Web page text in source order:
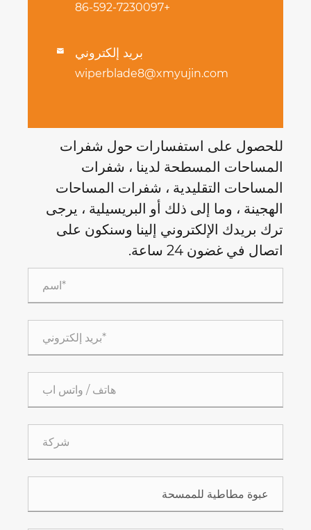
+86-592-7230097
 بريد إلكتروني
wiperblade8@xmyujin.com
للحصول على استفسارات حول شفرات
المساحات المسطحة لدينا ، شفرات
المساحات التقليدية ، شفرات المساحات
الهجينة ، وما إلى ذلك أو البريسيلية ، يرجى
ترك بريدك الإلكتروني إلينا وسنكون على
اتصال في غضون 24 ساعة.